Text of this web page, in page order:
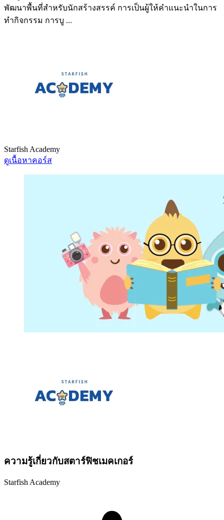
พัฒนาพื้นที่สำหรับนักสร้างสรรค์ การเป็นผู้ให้คำแนะนำในการ
ทำกิจกรรม การบู ...
Starfish Academy
ดูเนื้อหาคอร์ส
ความรู้เกี่ยวกับสตาร์ฟิชเมคเกอร์
Starfish Academy